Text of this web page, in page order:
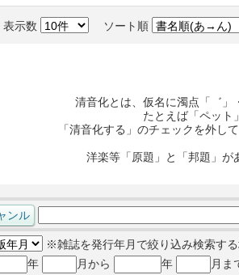
表示数 ソート順
清音化とは、仮名に濁点「゛」
たとえば「ペット
「清音化する」のチェックを外し
洋楽等「原題」と「邦題」が
※雑誌を発行年月で絞り込み検索す
年
月から 年 月ま